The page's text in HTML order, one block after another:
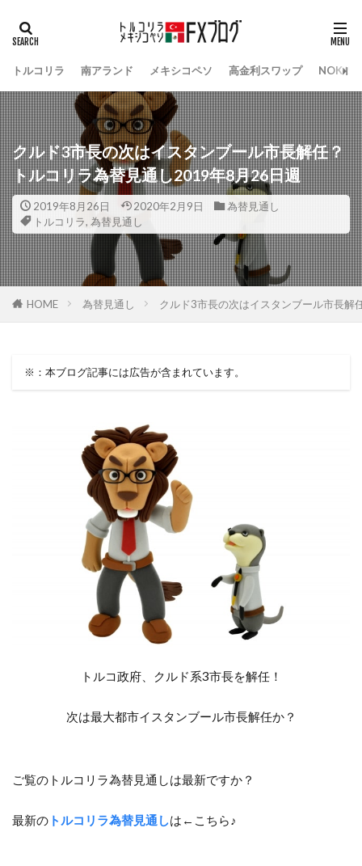
トルコリラ 南アランド メキシコペソ 高金利スワップ NOK/
クルド3市長の次はイスタンブール市長解任？
トルコリラ為替見通し2019年8月26日週
2019年8月26日 2020年2月9日
為替見通し
トルコリラ, 為替見通し
HOME 為替見通し クルド3市長の次はイスタンブール市長
※：本ブログ記事には広告が含まれています。
トルコ政府、クルド系3市長を解任！
次は最大都市イスタンブール市長解任か？
ご覧のトルコリラ為替見通しは最新ですか？
最新の トルコリラ為替見通しは←こちら♪